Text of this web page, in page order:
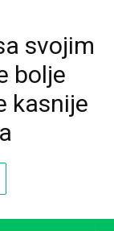
svojim
bolje
kasnije